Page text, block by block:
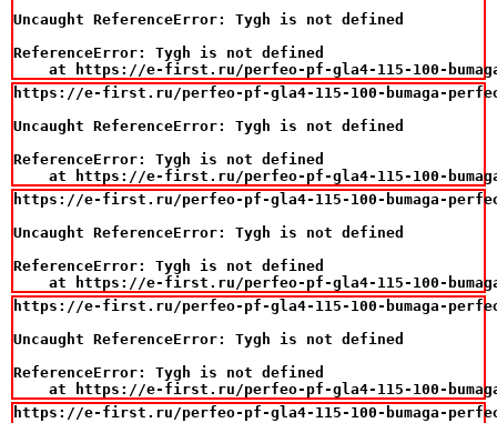
Uncaught ReferenceError: Tygh is not defined
ReferenceError: Tygh is not defined
at https://e-first.ru/perfeo-pf-gla4-115-100-
https://e-first.ru/perfeo-pf-gla4-115-100-bumaga-perfeo-
Uncaught ReferenceError: Tygh is not defined
ReferenceError: Tygh is not defined
at https://e-first.ru/perfeo-pf-gla4-115-100-
https://e-first.ru/perfeo-pf-gla4-115-100-bumaga-perfeo-
Uncaught ReferenceError: Tygh is not defined
ReferenceError: Tygh is not defined
at https://e-first.ru/perfeo-pf-gla4-115-100-
https://e-first.ru/perfeo-pf-gla4-115-100-bumaga-perfeo-
Uncaught ReferenceError: Tygh is not defined
ReferenceError: Tygh is not defined
at https://e-first.ru/perfeo-pf-gla4-115-100-
https://e-first.ru/perfeo-pf-gla4-115-100-bumaga-perfeo-